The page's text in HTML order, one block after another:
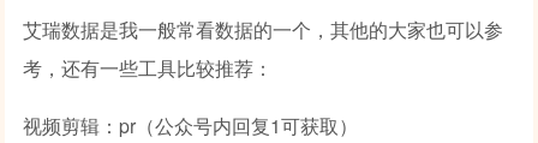
艾瑞数据是我一般常看数据的一个，其他的大家也可以参
考，还有一些工具比较推荐：
视频剪辑：pr（公众号内回复1可获取）